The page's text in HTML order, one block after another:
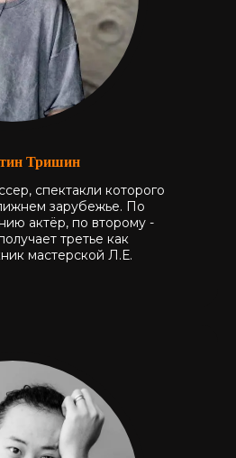
Тришин
спектакли которого
зарубежье. По
актёр, по второму -
третье как
мастерской Л.Е.